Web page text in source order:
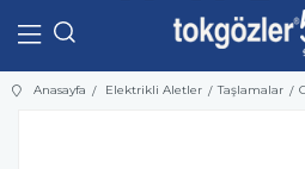
Üye Girişi
Anasayfa Elektrikli Aletler Taşlamalar